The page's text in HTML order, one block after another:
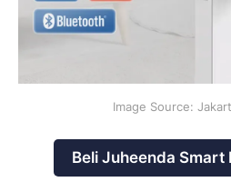
Image Source:
Beli Juheenda Smart